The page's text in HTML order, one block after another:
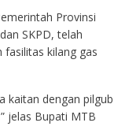
Provinsi
SKPD, telah
kilang gas
kaitan dengan pilgub
jelas Bupati MTB